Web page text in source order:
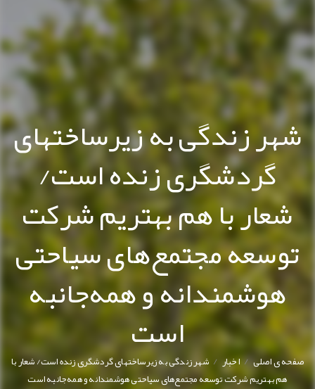
شهر زندگی به زیرساختهای
گردشگری زنده است/
شعار با هم بهتریم شرکت
توسعه مجتمع‌های سیاحتی
هوشمندانه و همه‌جانبه
است
صفحه ی اصلی/اخبار/ شهر زندگی به زیرساختهای گردشگری زنده است/ شعار با
هم بهتریم شرکت توسعه مجتمع‌های سیاحتی هوشمندانه و همه‌جانبه است